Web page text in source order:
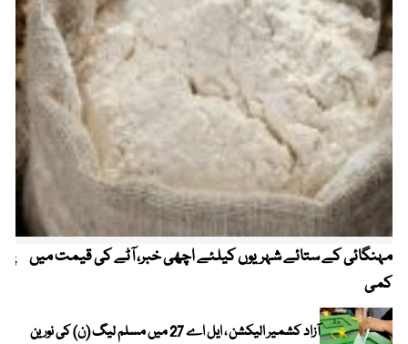
مہنگائی کے ستائے شہریوں کیلئے اچھی خبر، آٹے کی قیمت میں
کمی
آزاد کشمیر الیکشن ، ایل اے 27 میں مسلم لیگ (ن) کی نورین